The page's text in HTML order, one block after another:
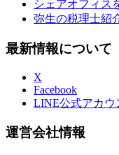
シェアオフィス
弥生の税理士紹
最新情報について
X
Facebook
LINE公式アカウ
運営会社情報